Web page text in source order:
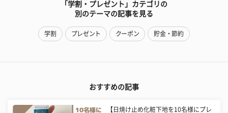
「学割・プレゼント」カテゴリの
別のテーマの記事を見る
学割 プレゼント クーポン 貯金・節約
おすすめの記事
【日焼け止め化粧下地を10名様にプレ